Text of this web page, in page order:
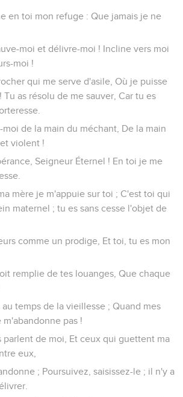
en toi mon refuge : Que jamais je ne
moi et délivre-moi ! Incline vers moi
moi !
qui me serve d'asile, Où je puisse
as résolu de me sauver, Car tu es
de la main du méchant, De la main
violent !
Seigneur Éternel ! En toi je me
mère je m'appuie sur toi ; C'est toi qui
maternel ; tu es sans cesse l'objet de
comme un prodige, Et toi, tu es mon
remplie de tes louanges, Que chaque
temps de la vieillesse ; Quand mes
pas !
parlent de moi, Et ceux qui guettent ma
eux,
; Poursuivez, saisissez-le ; il n'y a